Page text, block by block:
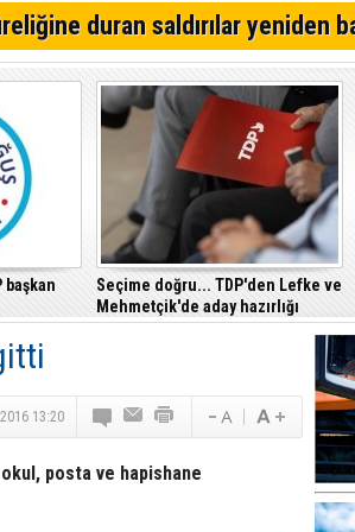
Disiplin Tüzüğü’nde yapılan değişiklikleri
taşıdı
– Çamlıbel ana yolunda ölümlü kaza… Turan Obalı
duran saldırılar yeniden
başkan
Seçime doğru... TDP'den Lefke ve
Mehmetçik'de aday hazırlığı
13:20
okul, posta ve hapishane